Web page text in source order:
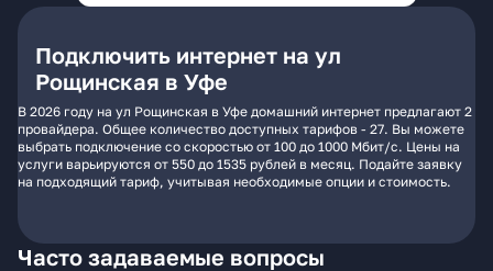
Подключить интернет на ул
Рощинская в Уфе
В 2026 году на ул Рощинская в Уфе домашний интернет предлагают 2
провайдера. Общее количество доступных тарифов - 27. Вы можете
выбрать подключение со скоростью от 100 до 1000 Мбит/с. Цены на
услуги варьируются от 550 до 1535 рублей в месяц. Подайте заявку
на подходящий тариф, учитывая необходимые опции и стоимость.
Часто задаваемые вопросы